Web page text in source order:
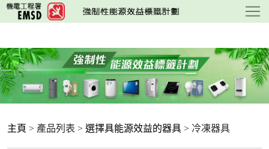
跳
至
要
內
容
主頁 > 產品列表 > 選擇具能源效益的器具 > 冷凍器具